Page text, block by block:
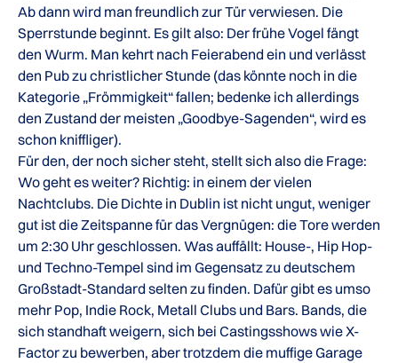
Ab dann wird man freundlich zur Tür verwiesen. Die
Sperrstunde beginnt. Es gilt also: Der frühe Vogel fängt
den Wurm. Man kehrt nach Feierabend ein und verlässt
den Pub zu christlicher Stunde (das könnte noch in die
Kategorie „Frömmigkeit“ fallen; bedenke ich allerdings
den Zustand der meisten „Goodbye-Sagenden“, wird es
schon kniffliger).
Für den, der noch sicher steht, stellt sich also die Frage:
Wo geht es weiter? Richtig: in einem der vielen
Nachtclubs. Die Dichte in Dublin ist nicht ungut, weniger
gut ist die Zeitspanne für das Vergnügen: die Tore werden
um 2:30 Uhr geschlossen. Was auffällt: House-, Hip Hop-
und Techno-Tempel sind im Gegensatz zu deutschem
Großstadt-Standard selten zu finden. Dafür gibt es umso
mehr Pop, Indie Rock, Metall Clubs und Bars. Bands, die
sich standhaft weigern, sich bei Castingsshows wie X-
Factor zu bewerben, aber trotzdem die muffige Garage